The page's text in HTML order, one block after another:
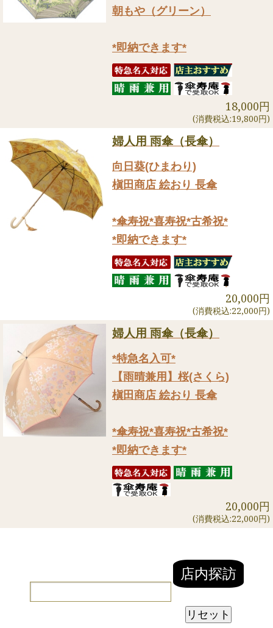
朝もや（グリーン）
*即納できます*
18,000円
(消費税込:19,800円)
婦人用 雨傘（長傘）
向日葵(ひまわり)
槇田商店 絵おり 長傘
*傘寿祝*喜寿祝*古希祝*
*即納できます*
20,000円
(消費税込:22,000円)
婦人用 雨傘（長傘）
*特急名入可*
【雨晴兼用】桜(さくら)
槇田商店 絵おり 長傘
*傘寿祝*喜寿祝*古希祝*
*即納できます*
20,000円
(消費税込:22,000円)